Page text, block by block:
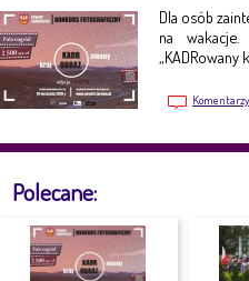
Dla osób
na
„KADRowany
Polecane: